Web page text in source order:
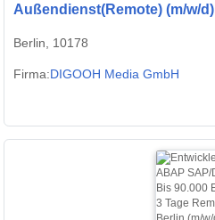
Außendienst(Remote) (m/w/d)
Berlin, 10178
Firma:DIGOOH Media GmbH